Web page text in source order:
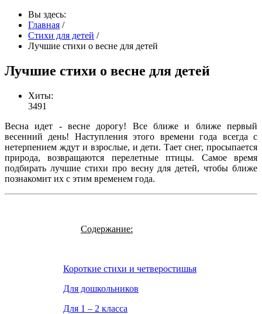
Вы здесь:
Главная /
Стихи для детей /
Лучшие стихи о весне для детей
Лучшие стихи о весне для детей
Хиты:
3491
Весна идет - весне дорогу! Все ближе и ближе первый
весенний день! Наступления этого времени года всегда с
нетерпением ждут и взрослые, и дети. Тает снег, просыпается
природа, возвращаются перелетные птицы. Самое время
подбирать лучшие стихи про весну для детей, чтобы ближе
познакомит их с этим временем года.
Содержание:
Короткие стихи и четверостишья
Для дошкольников
Для 1 – 2 класса